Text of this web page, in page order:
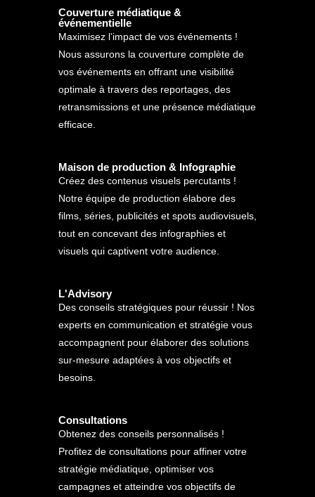
Couverture médiatique &
événementielle
Maximisez l’impact de vos événements !
Nous assurons la couverture complète de
vos événements en offrant une visibilité
optimale à travers des reportages, des
retransmissions et une présence médiatique
efficace.
Maison de production & Infographie
Créez des contenus visuels percutants !
Notre équipe de production élabore des
films, séries, publicités et spots audiovisuels,
tout en concevant des infographies et
visuels qui captivent votre audience.
L'Advisory
Des conseils stratégiques pour réussir ! Nos
experts en communication et stratégie vous
accompagnent pour élaborer des solutions
sur-mesure adaptées à vos objectifs et
besoins.
Consultations
Obtenez des conseils personnalisés !
Profitez de consultations pour affiner votre
stratégie médiatique, optimiser vos
campagnes et atteindre vos objectifs de